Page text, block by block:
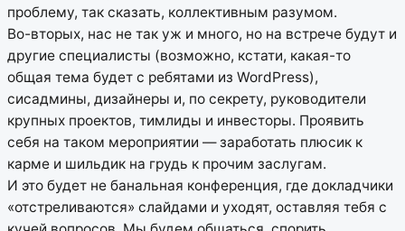
проблему, так сказать, коллективным разумом.
Во-вторых, нас не так уж и много, но на встрече будут и
другие специалисты (возможно, кстати, какая-то
общая тема будет с ребятами из WordPress),
сисадмины, дизайнеры и, по секрету, руководители
крупных проектов, тимлиды и инвесторы. Проявить
себя на таком мероприятии — заработать плюсик к
карме и шильдик на грудь к прочим заслугам.
И это будет не банальная конференция, где докладчики
«отстреливаются» слайдами и уходят, оставляя тебя с